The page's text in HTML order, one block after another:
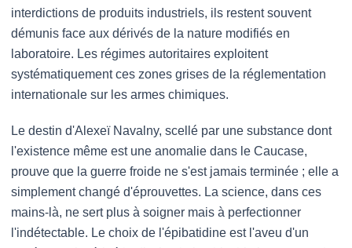
interdictions de produits industriels, ils restent souvent
démunis face aux dérivés de la nature modifiés en
laboratoire. Les régimes autoritaires exploitent
systématiquement ces zones grises de la réglementation
internationale sur les armes chimiques.
Le destin d'Alexeï Navalny, scellé par une substance dont
l'existence même est une anomalie dans le Caucase,
prouve que la guerre froide ne s'est jamais terminée ; elle a
simplement changé d'éprouvettes. La science, dans ces
mains-là, ne sert plus à soigner mais à perfectionner
l'indétectable. Le choix de l'épibatidine est l'aveu d'un